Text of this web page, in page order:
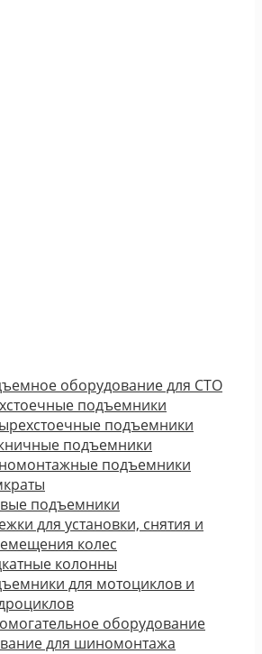
оборудование для СТО
подъемники
подъемники
подъемники
подъемники
подъемники
для установки, снятия и
колес
колонны
для мотоциклов и
оборудование
для шиномонтажа